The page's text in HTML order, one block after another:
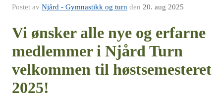
Postet av Njård - Gymnastikk og turn den 20. aug 2025
Vi ønsker alle nye og erfarne
medlemmer i Njård Turn
velkommen til høstsemesteret
2025!